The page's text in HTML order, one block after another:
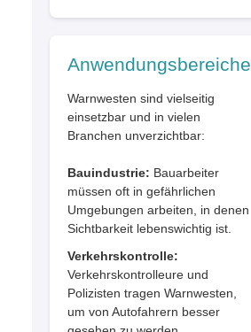
Anwendungsbereiche
Warnwesten sind vielseitig
einsetzbar und in vielen
Branchen unverzichtbar:
Bauindustrie: Bauarbeiter
müssen oft in gefährlichen
Umgebungen arbeiten, in denen
Sichtbarkeit lebenswichtig ist.
Verkehrskontrolle:
Verkehrskontrolleure und
Polizisten tragen Warnwesten,
um von Autofahrern besser